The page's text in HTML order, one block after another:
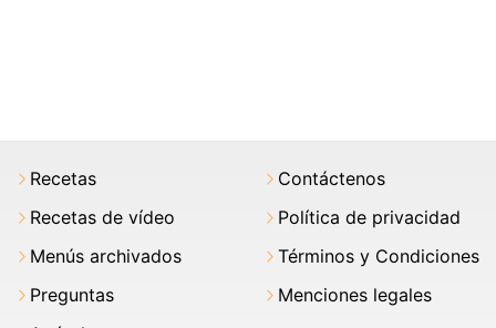
Recetas
Recetas de vídeo
Menús archivados
Preguntas
Contáctenos
Política de privacidad
Términos y Condiciones
Menciones legales